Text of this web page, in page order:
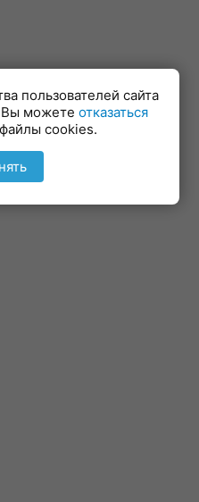
пользователей сайта
Вы можете отказаться
файлы cookies.